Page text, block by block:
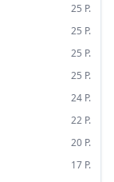
25 P.
25 P.
25 P.
25 P.
24 P.
22 P.
20 P.
17 P.